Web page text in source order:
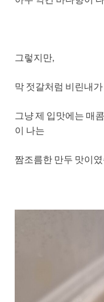
그렇지만,
막 젓갈처럼 비린내
그냥 제 입맛에는 매
이 나는
짬조름한 만두 맛이